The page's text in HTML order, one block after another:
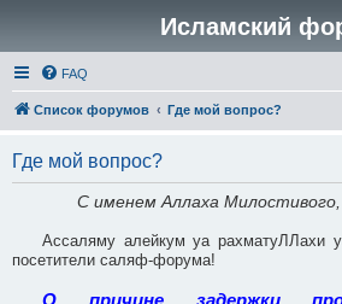
Исламский
FAQ
Список форумов Где мой вопрос?
Где мой вопрос?
С именем Аллаха
Ассаляму алейкум уа рахматуЛЛахи
посетители саляф-форума!
О причине задержки